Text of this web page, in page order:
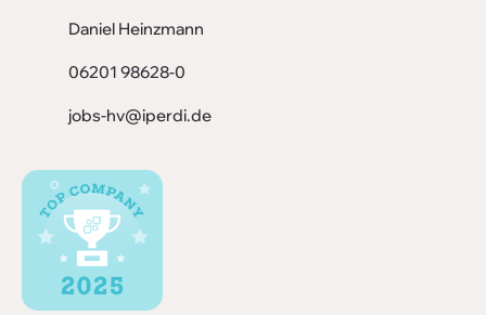
Daniel Heinzmann
06201 98628-0
jobs-hv@iperdi.de